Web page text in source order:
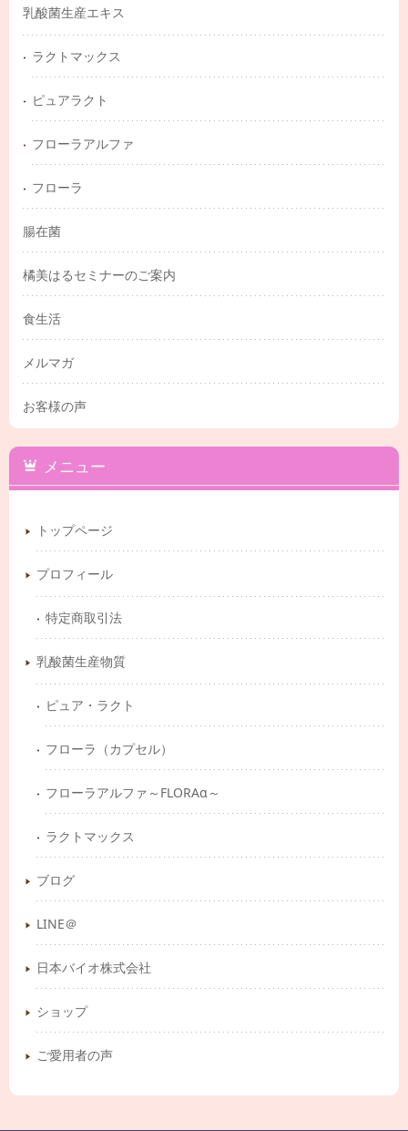
乳酸菌生産エキス
ラクトマックス
ピュアラクト
フローラアルファ
フローラ
腸在菌
橘美はるセミナーのご案内
食生活
メルマガ
お客様の声
メニュー
トップページ
プロフィール
特定商取引法
乳酸菌生産物質
ピュア・ラクト
フローラ（カプセル）
フローラアルファ～FLORAα～
ラクトマックス
ブログ
LINE＠
日本バイオ株式会社
ショップ
ご愛用者の声